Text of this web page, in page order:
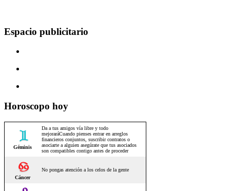
Espacio publicitario
Horoscopo hoy